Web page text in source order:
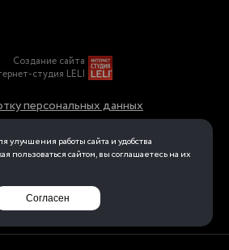
Создание сайта
студия LELI
персональных данных
в отношении
данных
на полную версию
улучшения работы сайта и удобства
пользоваться сайтом, вы соглашаетесь на их
Согласен